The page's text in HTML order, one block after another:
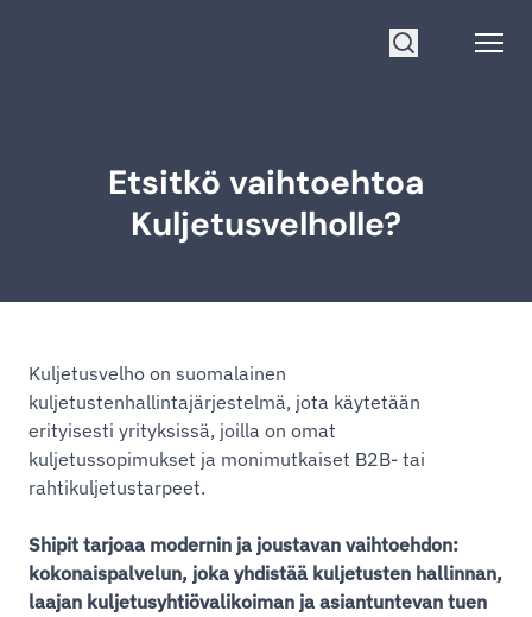
Etsitkö vaihtoehtoa
Kuljetusvelholle?
Kuljetusvelho on suomalainen
kuljetustenhallintajärjestelmä, jota käytetään
erityisesti yrityksissä, joilla on omat
kuljetussopimukset ja monimutkaiset B2B- tai
rahtikuljetustarpeet.
Shipit tarjoaa modernin ja joustavan vaihtoehdon:
kokonaispalvelun, joka yhdistää kuljetusten hallinnan,
laajan kuljetusyhtiövalikoiman ja asiantuntevan tuen